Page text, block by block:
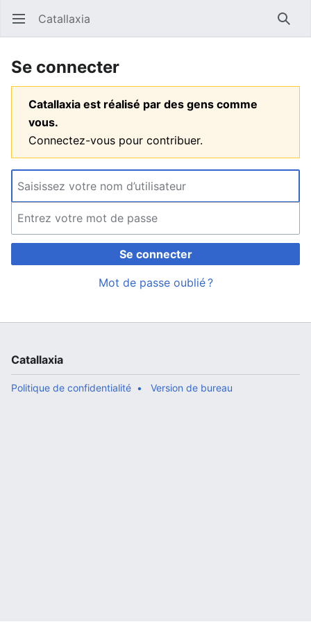
Ouvrir le menu principal Catallaxia
Se connecter
Catallaxia est réalisé par des gens comme
vous.
Connectez-vous pour contribuer.
Se connecter
Mot de passe oublié ?
Catallaxia
Politique de confidentialité Version de bureau